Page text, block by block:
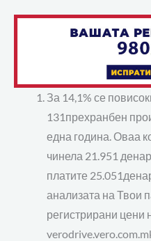
За 14,1% се
131прехранбен
една година. Оваа
чинела 21.951
платите 25.051
анализата на Твои
регистрирани цени